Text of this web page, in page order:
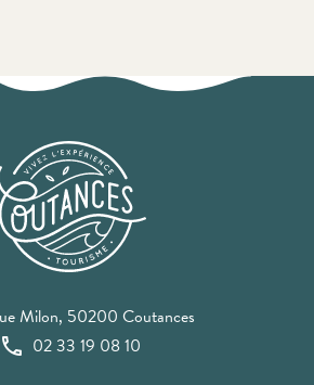
Milon, 50200 Coutances
02 33 19 08 10